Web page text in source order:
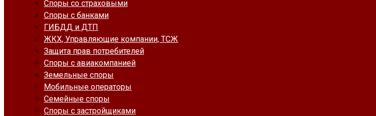
Споры со страховыми
Споры с банками
ГИБДД и ДТП
ЖКХ, Управляющие компании, ТСЖ
Защита прав потребителей
Споры с авиакомпанией
Земельные споры
Мобильные операторы
Семейные споры
Споры с застройщиками